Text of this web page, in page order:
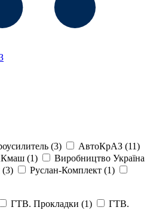
(3) АвтоКрАЗ (11)
(1)
Виробництво Україна
(3) Руслан-Комплект (1)
ГТВ. Прокладки (1)
ГТВ.